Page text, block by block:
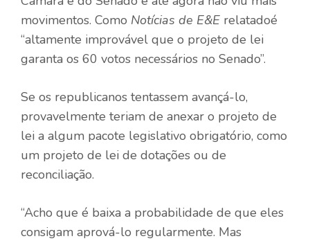
movimentos. Como Notícias de E&E relatadoé
“altamente improvável que o projeto de lei
garanta os 60 votos necessários no Senado”.
Se os republicanos tentassem avançá-lo,
provavelmente teriam de anexar o projeto de
lei a algum pacote legislativo obrigatório, como
um projeto de lei de dotações ou de
reconciliação.
“Acho que é baixa a probabilidade de que eles
consigam aprová-lo regularmente. Mas